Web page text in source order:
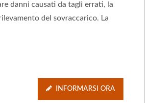
danni causati da tagli errati, la
del sovraccarico. La
INFORMARSI ORA